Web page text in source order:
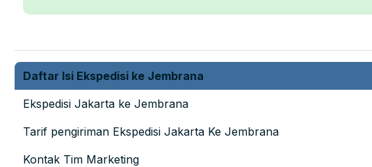
Daftar Isi Ekspedisi ke Jembrana
Ekspedisi Jakarta ke Jembrana
Tarif pengiriman Ekspedisi Jakarta Ke Jembrana
Kontak Tim Marketing